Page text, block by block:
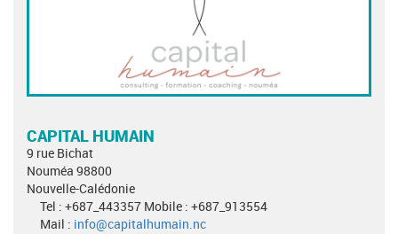
CAPITAL HUMAIN
9 rue Bichat
Nouméa 98800
Nouvelle-Calédonie
Tel : +687_443357 Mobile : +687_913554
Mail : info@capitalhumain.nc